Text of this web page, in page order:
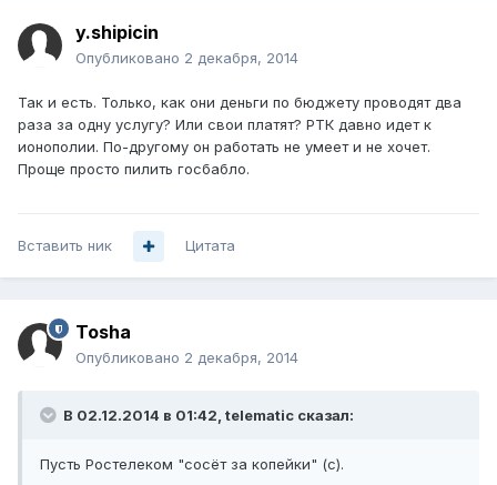
y.shipicin
Опубликовано 2 декабря, 2014
Так и есть. Только, как они деньги по бюджету проводят два
раза за одну услугу? Или свои платят? РТК давно идет к
ионополии. По-другому он работать не умеет и не хочет.
Проще просто пилить госбабло.
Вставить ник Цитата
Tosha
Опубликовано 2 декабря, 2014
В 02.12.2014 в 01:42, telematic сказал:
Пусть Ростелеком "сосёт за копейки" (с).